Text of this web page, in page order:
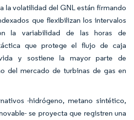
la volatilidad del GNL están firmando
que flexibilizan los intervalos
la variabilidad de las horas de
que protege el flujo de caja
y sostiene la mayor parte de
del mercado de turbinas de gas en
-hidrógeno, metano sintético,
se proyecta que registren una